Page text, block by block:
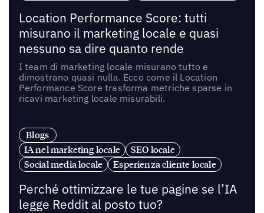
Location Performance Score: tutti
misurano il marketing locale e quasi
nessuno sa dire quanto rende
I team di marketing locale misurano tutto e
dimostrano quasi nulla. Ecco come il Location
Performance Score trasforma metriche sparse in
ricavi marketing locale misurabili.
Blogs
IA nel marketing locale
SEO locale
Social media locale
Esperienza cliente locale
Perché ottimizzare le tue pagine se l’IA
legge Reddit al posto tuo?